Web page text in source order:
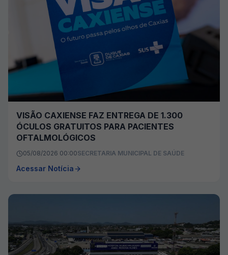
VISÃO CAXIENSE FAZ ENTREGA DE 1.300
ÓCULOS GRATUITOS PARA PACIENTES
OFTALMOLÓGICOS
05/08/2026 00:00SECRETARIA MUNICIPAL DE SAÚDE
Acessar Notícia